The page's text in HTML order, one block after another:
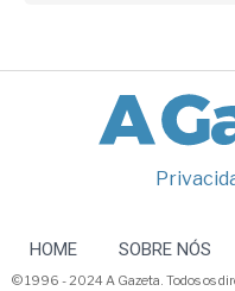
HOME SOBRE NÓS
© 1996 - 2024 A Gazeta. Todos os